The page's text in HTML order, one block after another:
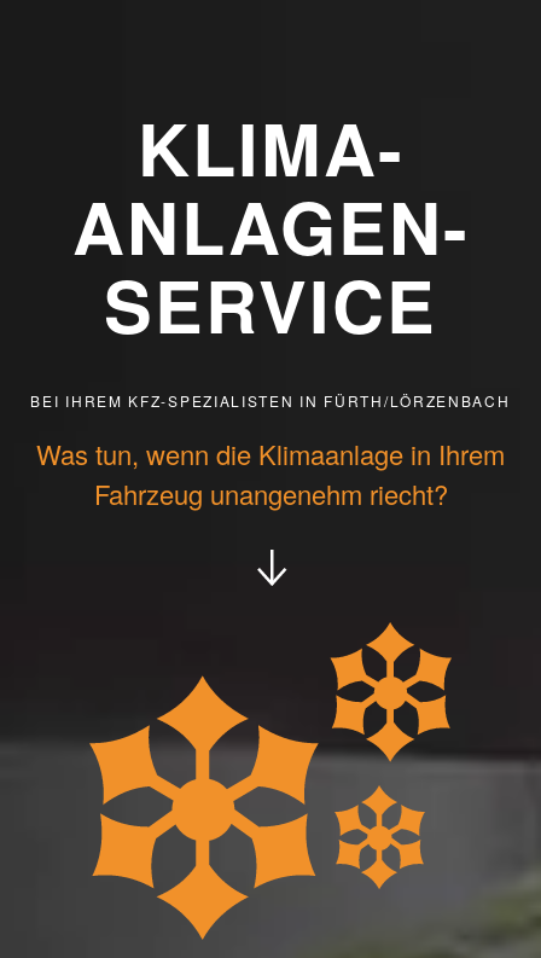
KLIMA-
ANLAGEN-
SERVICE
BEI IHREM KFZ-SPEZIALISTEN IN FÜRTH/LÖRZENBACH
Was tun, wenn die Klimaanlage in Ihrem
Fahrzeug unangenehm riecht?